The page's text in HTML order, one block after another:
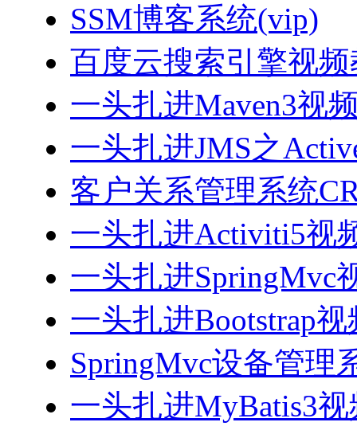
SSM博客系统(vip)
百度云搜索引擎视
一头扎进Maven3视
一头扎进JMS之
客户关系管理系统
一头扎进Activiti5视
一头扎进SpringMvc
一头扎进Bootstrap
SpringMvc设备管理
一头扎进MyBatis3